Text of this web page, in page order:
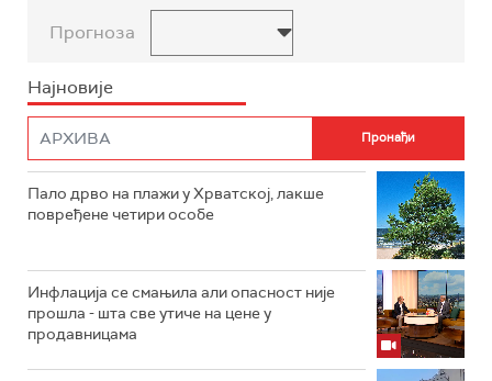
Прогноза
Најновије
Пало дрво на плажи у Хрватској, лакше
повређене четири особе
Инфлација се смањила али опасност није
прошла - шта све утиче на цене у
продавницама